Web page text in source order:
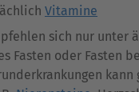
Vitamine
sich nur unter
Fasten oder Fasten
kann